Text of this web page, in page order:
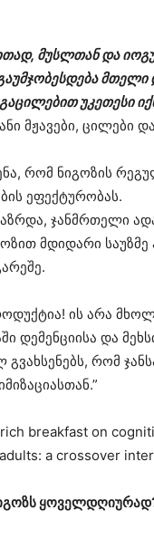
მუსლთან და
უკეთესი
მჟავები,
რომ ნიგოზის
ეფექტურობას.
ჯანმრთელი
მდიდარი საუზმე
ის არა
დემენციისა და
რომ
breakfast on
a crossover